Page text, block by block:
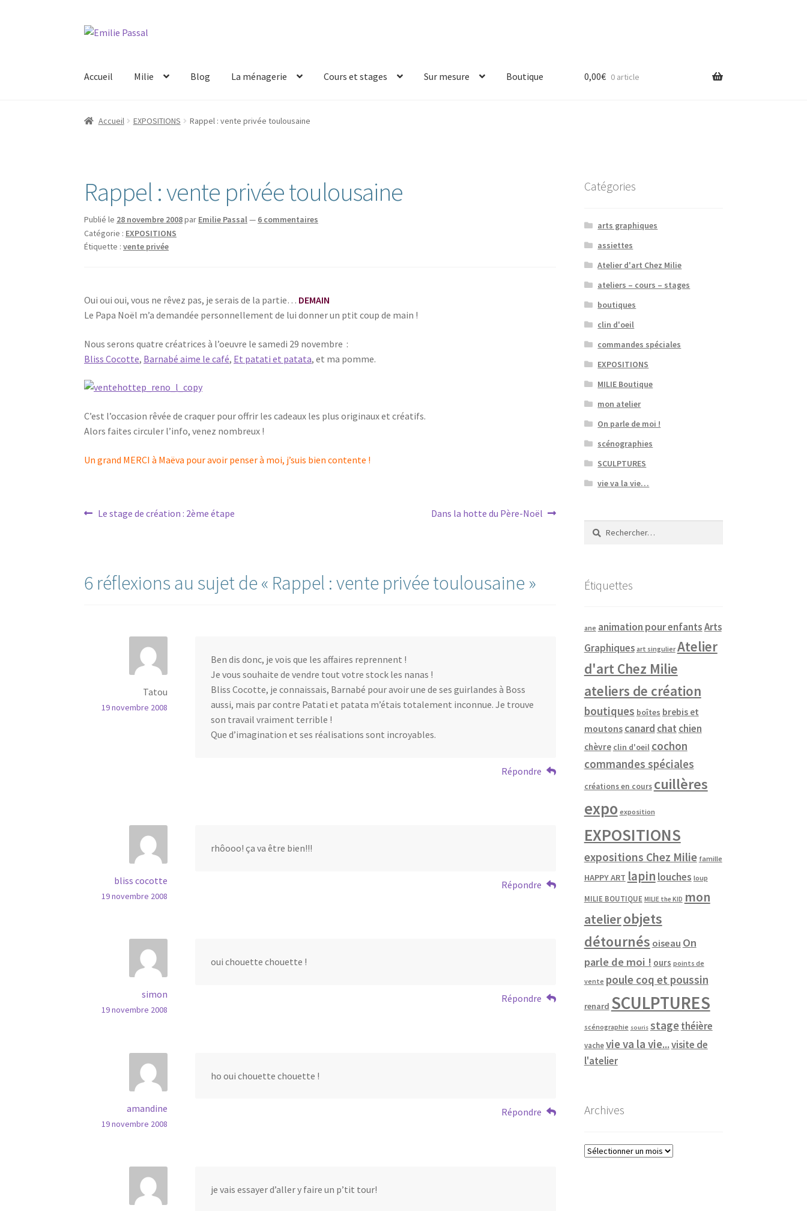
Aller
navigation
Aller
Accueil
Milie Blog La ménagerie Cours et stages Sur mesure Boutique 0,00€ 0 article
Accueil EXPOSITIONS Rappel : vente privée toulousaine
Rappel : vente privée toulousaine
Publié le 28 novembre 2008par Emilie Passal— 6 commentaires
Catégorie : EXPOSITIONS
Étiquette :vente privée
Oui oui oui, vous ne rêvez pas, je serais de la partie… DEMAIN
Le Papa Noël m’a demandée personnellement de lui donner un ptit coup de main !
Nous serons quatre créatrices à l’oeuvre le samedi 29 novembre :
Bliss Cocotte, Barnabé aime le café, Et patati et patata, et ma pomme.
C’est l’occasion rêvée de craquer pour offrir les cadeaux les plus originaux et créatifs.
Alors faites circuler l’info, venez nombreux !
Un grand MERCI à Maëva pour avoir penser à moi, j’suis bien contente !
Navigation
Article
Le stage de création : 2ème étape
Article
Dans la hotte du Père-Noël
6 réflexions au sujet de « Rappel : vente privée toulousaine »
Tatou
19 novembre 2008
Ben dis donc, je vois que les affaires reprennent !
Je vous souhaite de vendre tout votre stock les nanas !
Bliss Cocotte, je connaissais, Barnabé pour avoir une de ses guirlandes à Boss
aussi, mais par contre Patati et patata m’étais totalement inconnue. Je trouve
son travail vraiment terrible !
Que d’imagination et ses réalisations sont incroyables.
Répondre
bliss cocotte
19 novembre 2008
rhôooo! ça va être bien!!!
Répondre
simon
19 novembre 2008
oui chouette chouette !
Répondre
amandine
19 novembre 2008
ho oui chouette chouette !
Répondre
je vais essayer d’aller y faire un p’tit tour!
Catégories
arts graphiques
assiettes
Atelier d'art Chez Milie
ateliers – cours – stages
boutiques
clin d'oeil
commandes spéciales
EXPOSITIONS
MILIE Boutique
mon atelier
On parle de moi !
scénographies
SCULPTURES
vie va la vie…
Rechercher :
Étiquettes
ane animation pour enfantsArts
Graphiques art singulier Atelier
d'art Chez Milie
ateliers de création
boutiques boîtes brebis et
moutons canard chat chien
chèvre clin d'oeil cochon
commandes spéciales
créations en cours cuillères
expo exposition
EXPOSITIONS
expositions Chez Milie famille
HAPPY ART lapin louches loup
MILIE BOUTIQUE MILIE the KID mon
atelierobjets
détournés oiseau On
parle de moi ! ours points de
vente poule coq et poussin
renard SCULPTURES
scénographie souris stagethéière
vache vie va la vie...visite de
l'atelier
Archives
Archives